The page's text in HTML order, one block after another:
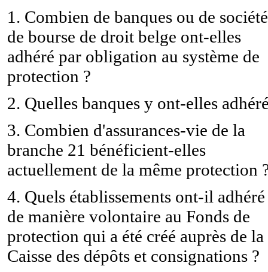
1. Combien de banques ou de
de bourse de droit belge ont-elles
adhéré par obligation au système de
protection ?
2. Quelles banques y ont-elles
3. Combien d'assurances-vie de la
branche 21 bénéficient-elles
actuellement de la même protection
4. Quels établissements ont-il adhéré
de manière volontaire au Fonds de
protection qui a été créé auprès de la
Caisse des dépôts et consignations ?